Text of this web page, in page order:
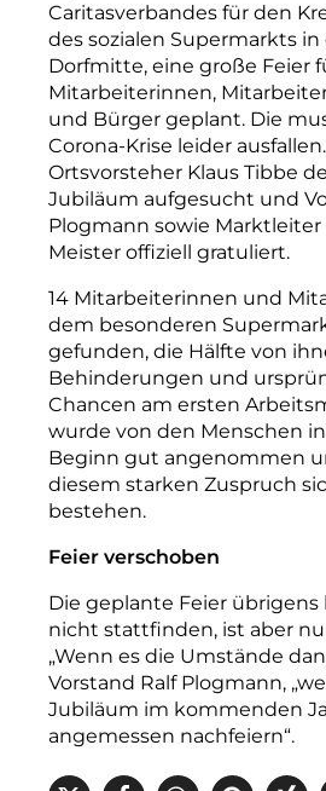
Caritasverbandes für den
des sozialen Supermarkts
Dorfmitte, eine große Feier
Mitarbeiterinnen,
und Bürger geplant. Die
Corona-Krise leider
Ortsvorsteher Klaus Tibbe
Jubiläum aufgesucht und
Plogmann sowie
Meister offiziell gratuliert.
14 Mitarbeiterinnen und
dem besonderen
gefunden, die Hälfte von
Behinderungen und
Chancen am ersten
wurde von den Menschen
Beginn gut angenommen
diesem starken Zuspruch
bestehen.
Feier verschoben
Die geplante Feier
nicht stattfinden, ist aber
„Wenn es die Umstände
Vorstand Ralf Plogmann,
Jubiläum im kommenden
angemessen nachfeiern“.